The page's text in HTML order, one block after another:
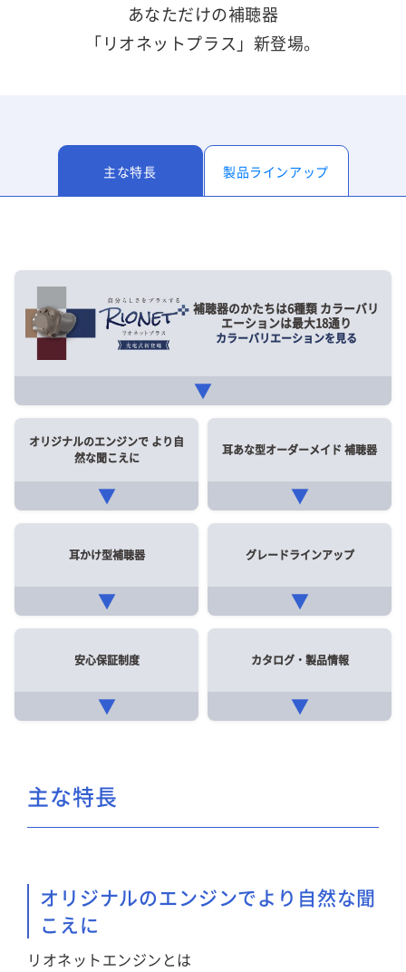
あなただけの補聴器
「リオネットプラス」新登場。
主な特長 製品ラインアップ
補聴器のかたちは6種類 カラーバリ
エーションは最大18通り
カラーバリエーションを見る
▼
オリジナルのエンジンで より自
然な聞こえに
▼
耳あな型オーダーメイド 補聴器
▼
耳かけ型補聴器
▼
グレードラインアップ
▼
安心保証制度
▼
カタログ・製品情報
▼
主な特長
オリジナルのエンジンでより自然な聞
こえに
リオネットエンジンとは